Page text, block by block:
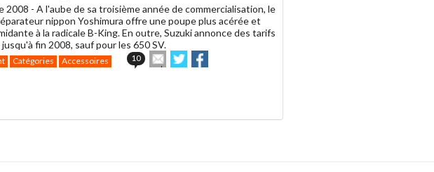
2008 - A l'aube de sa troisième année de commercialisation, le
nippon Yoshimura offre une poupe plus acérée et
à la radicale B-King. En outre, Suzuki annonce des tarifs
fin 2008, sauf pour les 650 SV.
Catégories Accessoires 10
Envoyer
cet
Partager
sur sur